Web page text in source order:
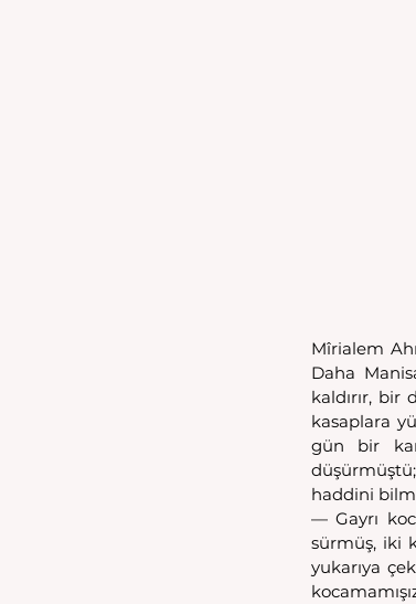
Mîrialem
Daha
kaldırır, bir
kasaplara
gün bir
haddini
— Gayrı
sürmüş, iki
yukarıya